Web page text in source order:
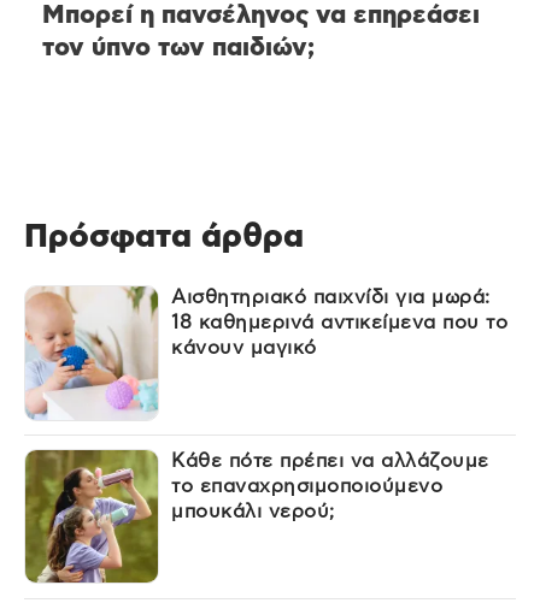
Μπορεί η πανσέληνος να επηρεάσει
τον ύπνο των παιδιών;
Πρόσφατα άρθρα
Αισθητηριακό παιχνίδι για μωρά:
18 καθημερινά αντικείμενα που το
κάνουν μαγικό
Κάθε πότε πρέπει να αλλάζουμε
το επαναχρησιμοποιούμενο
μπουκάλι νερού;